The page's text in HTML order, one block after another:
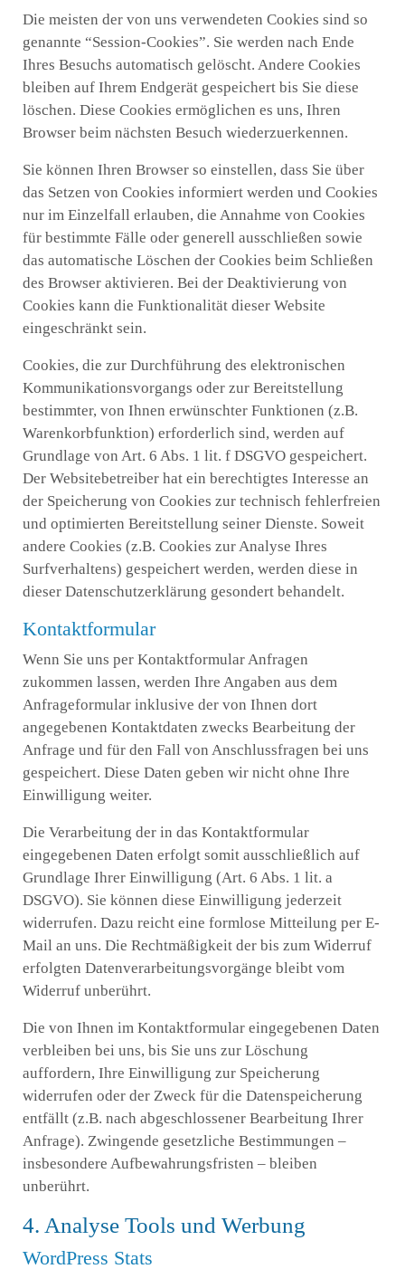
Die meisten der von uns verwendeten Cookies sind so
genannte “Session-Cookies”. Sie werden nach Ende
Ihres Besuchs automatisch gelöscht. Andere Cookies
bleiben auf Ihrem Endgerät gespeichert bis Sie diese
löschen. Diese Cookies ermöglichen es uns, Ihren
Browser beim nächsten Besuch wiederzuerkennen.
Sie können Ihren Browser so einstellen, dass Sie über
das Setzen von Cookies informiert werden und Cookies
nur im Einzelfall erlauben, die Annahme von Cookies
für bestimmte Fälle oder generell ausschließen sowie
das automatische Löschen der Cookies beim Schließen
des Browser aktivieren. Bei der Deaktivierung von
Cookies kann die Funktionalität dieser Website
eingeschränkt sein.
Cookies, die zur Durchführung des elektronischen
Kommunikationsvorgangs oder zur Bereitstellung
bestimmter, von Ihnen erwünschter Funktionen (z.B.
Warenkorbfunktion) erforderlich sind, werden auf
Grundlage von Art. 6 Abs. 1 lit. f DSGVO gespeichert.
Der Websitebetreiber hat ein berechtigtes Interesse an
der Speicherung von Cookies zur technisch fehlerfreien
und optimierten Bereitstellung seiner Dienste. Soweit
andere Cookies (z.B. Cookies zur Analyse Ihres
Surfverhaltens) gespeichert werden, werden diese in
dieser Datenschutzerklärung gesondert behandelt.
Kontaktformular
Wenn Sie uns per Kontaktformular Anfragen
zukommen lassen, werden Ihre Angaben aus dem
Anfrageformular inklusive der von Ihnen dort
angegebenen Kontaktdaten zwecks Bearbeitung der
Anfrage und für den Fall von Anschlussfragen bei uns
gespeichert. Diese Daten geben wir nicht ohne Ihre
Einwilligung weiter.
Die Verarbeitung der in das Kontaktformular
eingegebenen Daten erfolgt somit ausschließlich auf
Grundlage Ihrer Einwilligung (Art. 6 Abs. 1 lit. a
DSGVO). Sie können diese Einwilligung jederzeit
widerrufen. Dazu reicht eine formlose Mitteilung per E-
Mail an uns. Die Rechtmäßigkeit der bis zum Widerruf
erfolgten Datenverarbeitungsvorgänge bleibt vom
Widerruf unberührt.
Die von Ihnen im Kontaktformular eingegebenen Daten
verbleiben bei uns, bis Sie uns zur Löschung
auffordern, Ihre Einwilligung zur Speicherung
widerrufen oder der Zweck für die Datenspeicherung
entfällt (z.B. nach abgeschlossener Bearbeitung Ihrer
Anfrage). Zwingende gesetzliche Bestimmungen –
insbesondere Aufbewahrungsfristen – bleiben
unberührt.
4. Analyse Tools und Werbung
WordPress Stats